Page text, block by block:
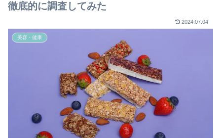
徹底的に調査してみた
2024.07.04
美容・健康